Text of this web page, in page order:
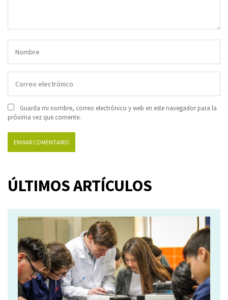
Guarda mi nombre, correo electrónico y web en este navegador para la
próxima vez que comente.
ÚLTIMOS ARTÍCULOS